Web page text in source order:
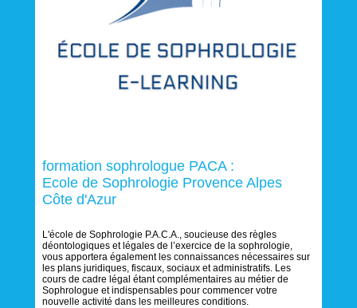
formation sophrologue PACA :
Ecole de Sophrologie Provence Alpes
Côte d'Azur
L'école de Sophrologie P.A.C.A., soucieuse des règles
déontologiques et légales de l’exercice de la sophrologie,
vous apportera également les connaissances nécessaires sur
les plans juridiques, fiscaux, sociaux et administratifs. Les
cours de cadre légal étant complémentaires au métier de
Sophrologue et indispensables pour commencer votre
nouvelle activité dans les meilleures conditions.